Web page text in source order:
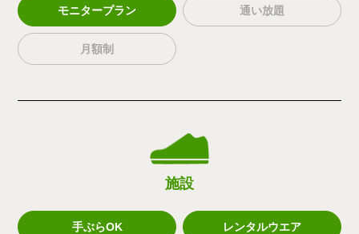
モニタープラン 通い放題
月額制
施設
手ぶらOK レンタルウエア